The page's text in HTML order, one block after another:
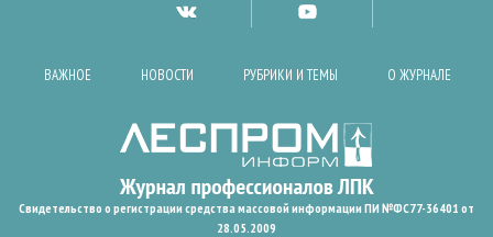
ВАЖНОЕ НОВОСТИ РУБРИКИ И ТЕМЫ О ЖУРНАЛЕ
Свидетельство о регистрации средства массовой информации ПИ №ФС77-36401 от
28.05.2009